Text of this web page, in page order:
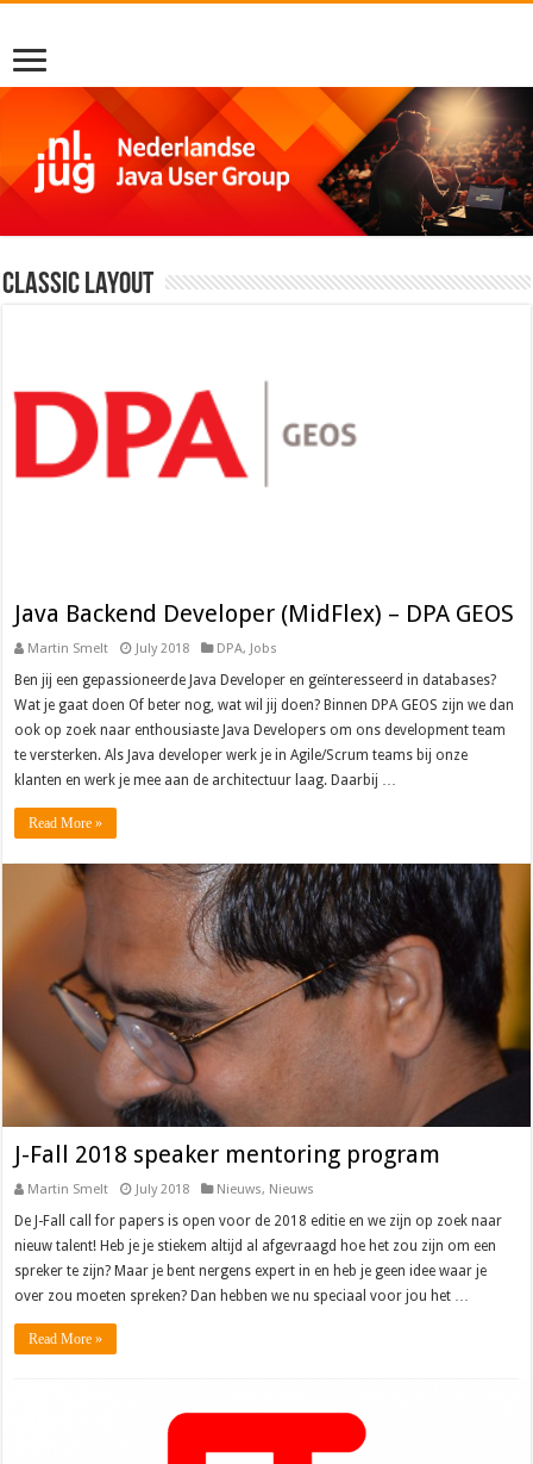
Classic Layout
Java Backend Developer (MidFlex) – DPA GEOS
Martin Smelt July 2018 DPA, Jobs
Ben jij een gepassioneerde Java Developer en geïnteresseerd in databases?
Wat je gaat doen Of beter nog, wat wil jij doen? Binnen DPA GEOS zijn we dan
ook op zoek naar enthousiaste Java Developers om ons development team
te versterken. Als Java developer werk je in Agile/Scrum teams bij onze
klanten en werk je mee aan de architectuur laag. Daarbij …
Read More »
J-Fall 2018 speaker mentoring program
Martin Smelt July 2018 Nieuws, Nieuws
De J-Fall call for papers is open voor de 2018 editie en we zijn op zoek naar
nieuw talent! Heb je je stiekem altijd al afgevraagd hoe het zou zijn om een
spreker te zijn? Maar je bent nergens expert in en heb je geen idee waar je
over zou moeten spreken? Dan hebben we nu speciaal voor jou het …
Read More »